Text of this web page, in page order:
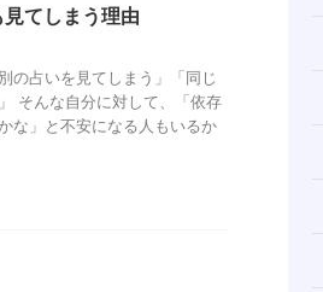
てしまう理由
の占いを見てしまう」「同じ
そんな自分に対して、「依存
な」と不安になる人もいるか